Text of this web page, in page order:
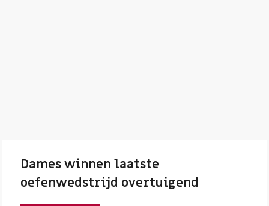
Dames winnen laatste
oefenwedstrijd overtuigend